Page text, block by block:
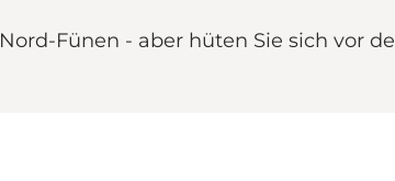
Fünen - aber hüten Sie sich vor